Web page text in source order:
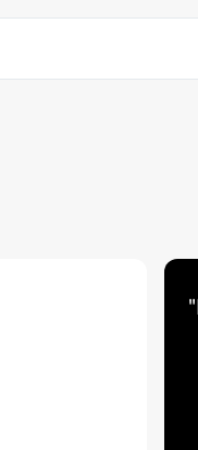
"